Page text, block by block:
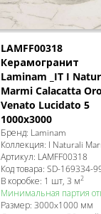
LAMFF00318
Керамогранит
Laminam _IT I
Marmi Calacatta Oro
Venato Lucidato 5
1000x3000
Бренд: Laminam
Коллекция: I Naturali
Артикул: LAMFF00318
Код товара:SD-169334-
В коробке: 1 шт, 3 м2
Минимальная партия
Размер:3000x1000 мм